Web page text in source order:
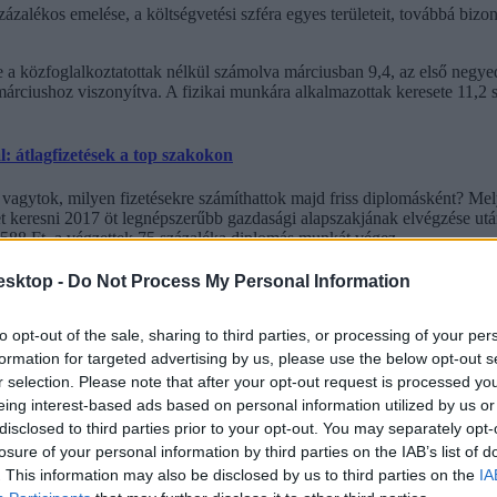
- Do Not Process My Personal Information
opt-out of the sale, sharing to third parties, or processing of your
for targeted advertising by us, please use the below opt-out
selection. Please note that after your opt-out request is processed
interest-based ads based on personal information utilized by us
to third parties prior to your opt-out. You may separately
of your personal information by third parties on the IAB’s list of
This information may also be disclosed by us to third parties on the
emelése, a költségvetési szféra egyes területeit, továbbá
közfoglalkoztatottak nélkül számolva márciusban 9,4, az első
viszonyítva. A fizikai munkára alkalmazottak keresete
átlagfizetések a top szakokon
milyen fizetésekre számíthattok majd friss diplomásként?
2017 öt legnépszerűbb gazdasági alapszakjának elvégzése
Ft, a végzettek 75 százaléka diplomás munkát végez.
az is megjelent, hogy tavalyhoz képest az idén márciusban
létszáma - egyébként - 11 ezerrel (1,6 százalékkal) meghaladta az
és 11,0 százalékkal az építőiparban. Az
védelem területén 28,7 százalékkal emelkedett az
százalékkal voltak magasabbak a keresetek a tavaly márciusinál.